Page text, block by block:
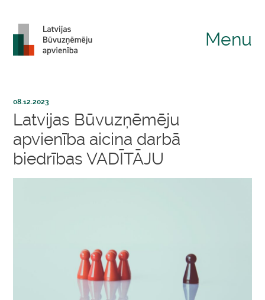
Menu
08.12.2023
Latvijas Būvuzņēmēju
apvienība aicina darbā
biedrības VADĪTĀJU